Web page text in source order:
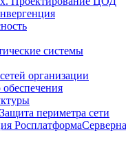
системы
организации
Защита периметра сети